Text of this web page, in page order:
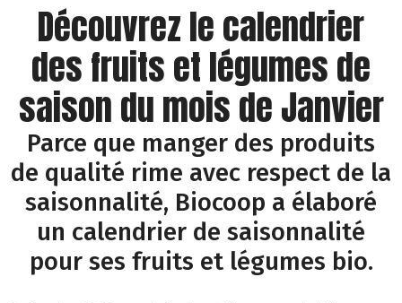
Découvrez le calendrier
des fruits et légumes de
saison du mois de Janvier
Parce que manger des produits
de qualité rime avec respect de la
saisonnalité, Biocoop a élaboré
un calendrier de saisonnalité
pour ses fruits et légumes bio.